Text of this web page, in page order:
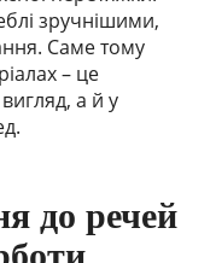
зручнішими,
Саме тому
– це
а й у
до речей